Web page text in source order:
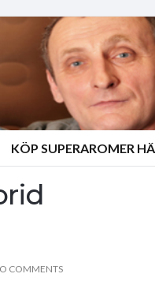
KÖP SUPERAROMER
COMMENTS